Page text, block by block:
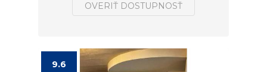
OVERIŤ DOSTUPNOSŤ
9.6